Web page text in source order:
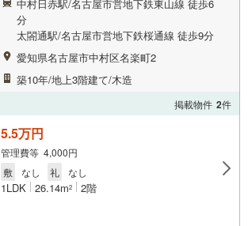
中村日赤駅/名古屋市営地下鉄東山線 徒歩6
分
太閤通駅/名古屋市営地下鉄桜通線 徒歩9分
愛知県名古屋市中村区名楽町2
築10年/地上3階建て/木造
掲載物件 2件
5.5万円
管理費等 4,000円
敷
なし 礼 なし
1LDK 26.14m2 2階